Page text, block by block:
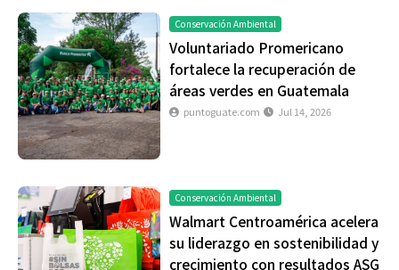
Conservación Ambiental
Voluntariado Promericano
fortalece la recuperación de
áreas verdes en Guatemala
puntoguate.com Jul 14, 2026
Conservación Ambiental
Walmart Centroamérica acelera
su liderazgo en sostenibilidad y
crecimiento con resultados ASG